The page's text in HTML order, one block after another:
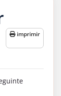
imprimir